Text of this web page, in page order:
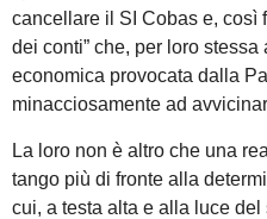
cancellare il SI Cobas e, così
dei conti” che, per loro
economica provocata dalla
minacciosamente ad
La loro non è altro che una
tango più di fronte alla
cui, a testa alta e alla luce